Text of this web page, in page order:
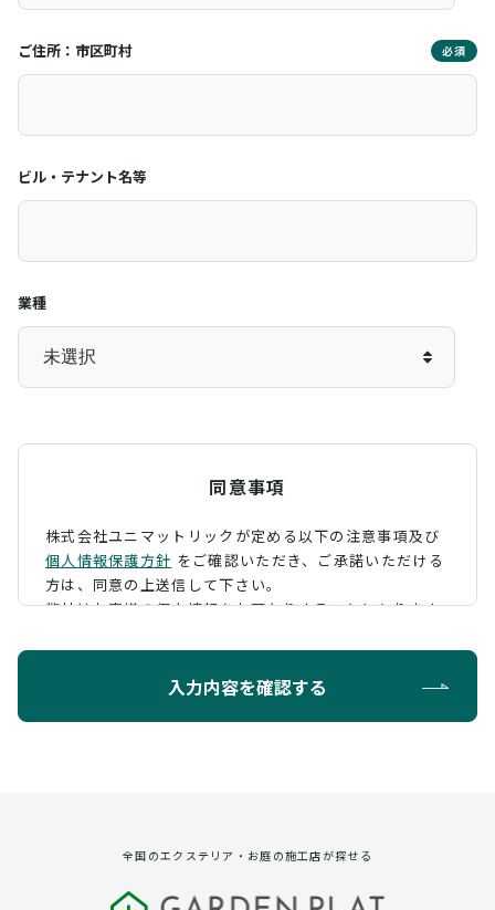
ご住所：市区町村 必須
ビル・テナント名等
業種
同意事項
株式会社ユニマットリックが定める以下の注意事項及び
個人情報保護方針 をご確認いただき、 ご承諾いただける
方は、同意の上送信して下さい。
弊社はお客様の個人情報をお預かりすることになります
ように定め、保護に努めております。
第三者への提供
入力内容を確認する
全国のエクステリア・お庭の施工店が探せる